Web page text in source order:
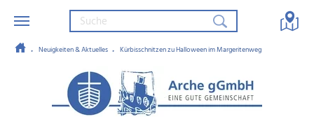
Neuigkeiten & Aktuelles Kürbisschnitzen zu Halloween im Margeritenweg